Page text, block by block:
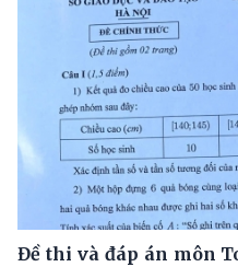
Đề thi và đáp án môn